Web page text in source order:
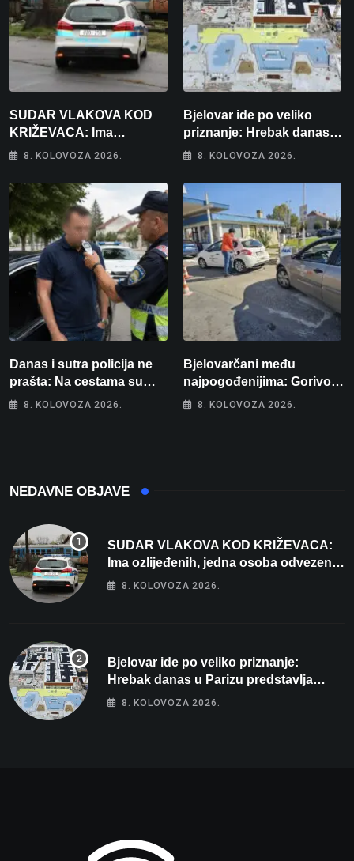
SUDAR VLAKOVA KOD
KRIŽEVACA: Ima
ozlijeđenih, jedna osoba
8. KOLOVOZA 2026.
Bjelovar ide po veliko
priznanje: Hrebak danas u
Parizu predstavlja
Europskog prvenstva
8. KOLOVOZA 2026.
Danas i sutra policija ne
prašta: Na cestama su
posebno na meti ovi
8. KOLOVOZA 2026.
Bjelovarčani među
najpogođenijima: Gorivo
im pojede gotovo 6 posto
8. KOLOVOZA 2026.
NEDAVNE OBJAVE
SUDAR VLAKOVA KOD KRIŽEVACA:
Ima ozlijeđenih, jedna osoba odvezena
helikopterom
8. KOLOVOZA 2026.
Bjelovar ide po veliko priznanje:
Hrebak danas u Parizu predstavlja
Wellovar za domaćina Europskog
8. KOLOVOZA 2026.